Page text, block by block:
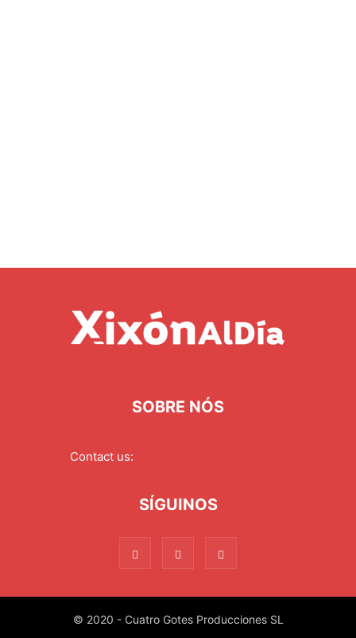
SOBRE NÓS
Contact us:
SÍGUINOS
© 2020 - Cuatro Gotes Producciones SL